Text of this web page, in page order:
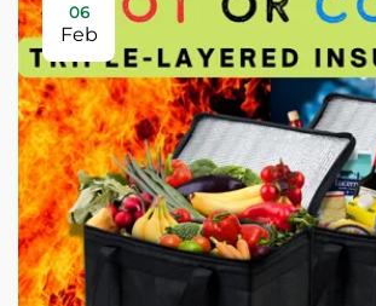
06
Feb